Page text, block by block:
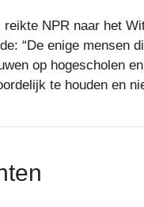
NPR naar het
“De enige mensen
op hogescholen
te houden en